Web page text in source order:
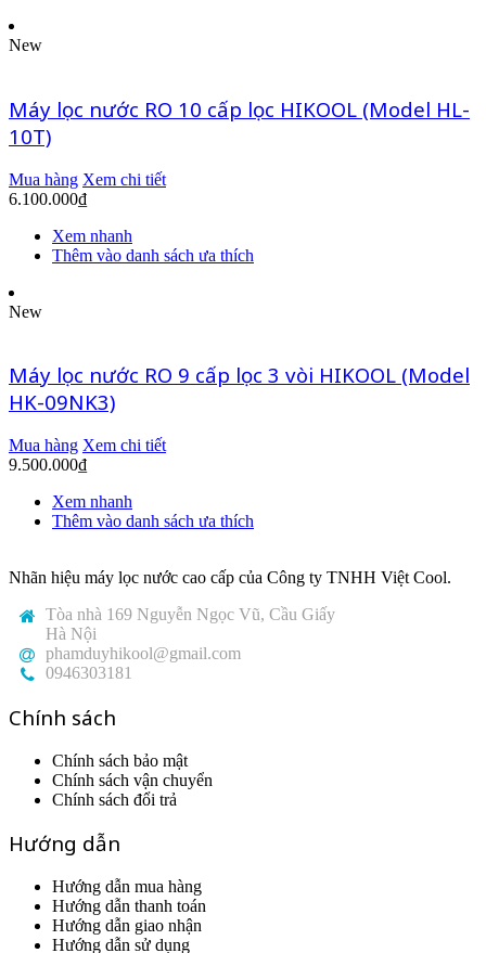
New
Máy lọc nước RO 10 cấp lọc HIKOOL (Model HL-
10T)
Mua hàng Xem chi tiết
6.100.000₫
Xem nhanh
Thêm vào danh sách ưa thích
New
Máy lọc nước RO 9 cấp lọc 3 vòi HIKOOL (Model
HK-09NK3)
Mua hàng Xem chi tiết
9.500.000₫
Xem nhanh
Thêm vào danh sách ưa thích
Nhãn hiệu máy lọc nước cao cấp của Công ty TNHH Việt Cool.
Tòa nhà 169 Nguyễn Ngọc Vũ, Cầu Giấy
Hà Nội
phamduyhikool@gmail.com
0946303181
Chính sách
Chính sách bảo mật
Chính sách vận chuyển
Chính sách đổi trả
Hướng dẫn
Hướng dẫn mua hàng
Hướng dẫn thanh toán
Hướng dẫn giao nhận
Hướng dẫn sử dụng